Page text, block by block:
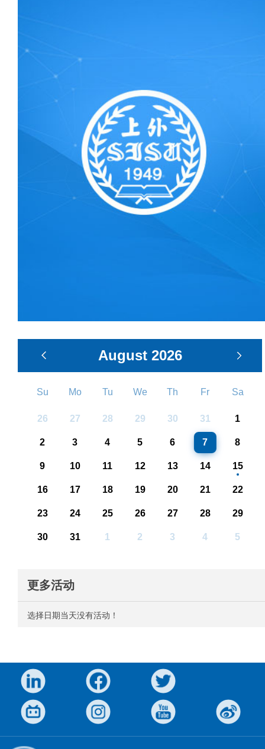
August 2026
Su Mo Tu We Th Fr Sa
26 27 28 29 30 31 1
2 3 4 5 6 7 8
9 10 11 12 13 14 15
16 17 18 19 20 21 22
23 24 25 26 27 28 29
30 31 1 2 3 4 5
更多活动
选择日期当天没有活动！